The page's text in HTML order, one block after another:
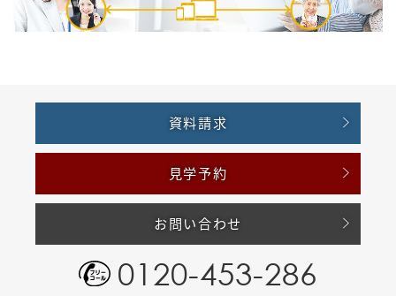
資料請求
見学予約
お問い合わせ
0120-453-286